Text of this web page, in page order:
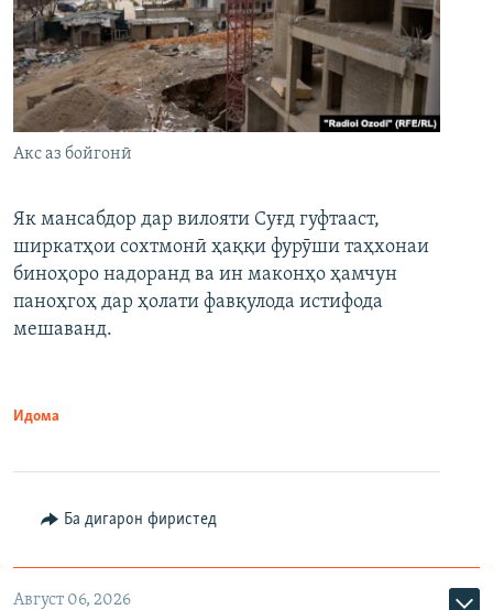
Акс аз бойгонӣ
Як мансабдор дар вилояти Суғд гуфтааст,
ширкатҳои сохтмонӣ ҳаққи фурӯши таҳхонаи
биноҳоро надоранд ва ин маконҳо ҳамчун
паноҳгоҳ дар ҳолати фавқулода истифода
мешаванд.
Идома
Ба дигарон фиристед
Август 06, 2026